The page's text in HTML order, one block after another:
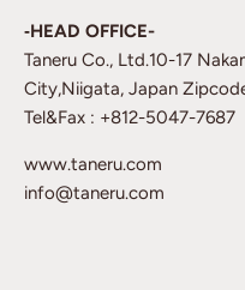
‐HEAD OFFICE-
Taneru Co., Ltd.10-17
City,Niigata, Japan
Tel&Fax : +812-5047-7687
www.taneru.com
info@taneru.com